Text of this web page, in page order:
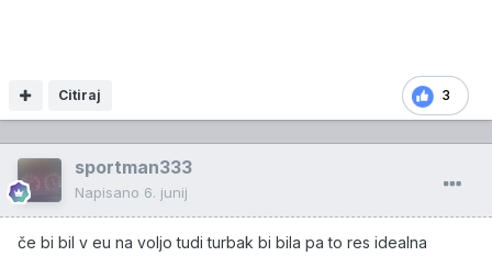
3
Citiraj
sportman333
Napisano 6. junij
če bi bil v eu na voljo tudi turbak bi bila pa to res idealna